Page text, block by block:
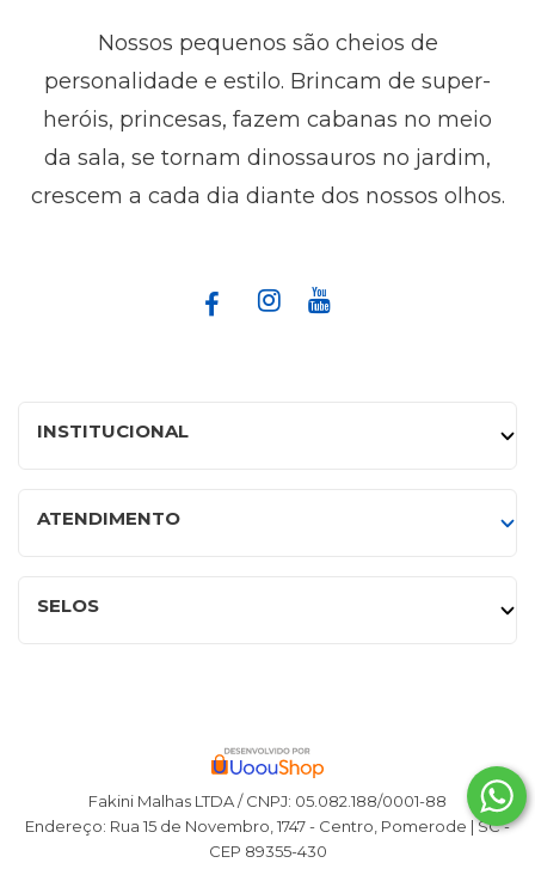
Nossos pequenos são cheios de
personalidade e estilo. Brincam de super-
heróis, princesas, fazem cabanas no meio
da sala, se tornam dinossauros no jardim,
crescem a cada dia diante dos nossos olhos.
INSTITUCIONAL
ATENDIMENTO
SELOS
Fakini Malhas LTDA / CNPJ: 05.082.188/0001-88
Endereço: Rua 15 de Novembro, 1747 - Centro, Pomerode | SC -
CEP 89355-430